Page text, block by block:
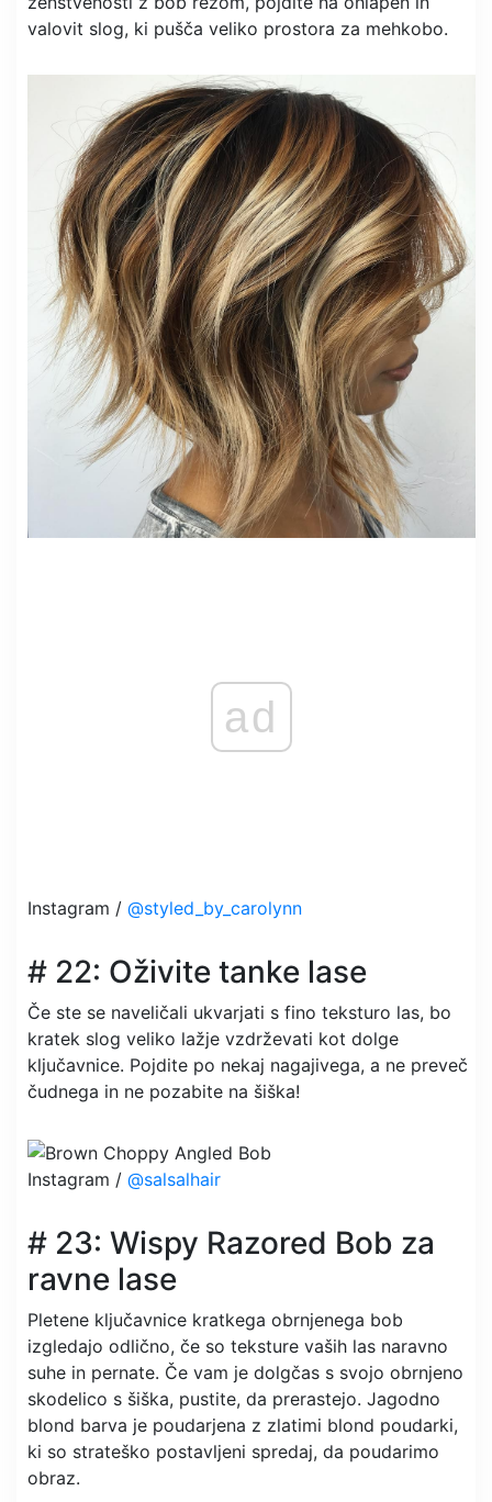
valovit slog, ki pušča veliko prostora za mehkobo.
ad
Instagram / @styled_by_carolynn
# 22: Oživite tanke lase
Če ste se naveličali ukvarjati s fino teksturo las, bo
kratek slog veliko lažje vzdrževati kot dolge
ključavnice. Pojdite po nekaj nagajivega, a ne preveč
čudnega in ne pozabite na šiška!
Instagram / @salsalhair
# 23: Wispy Razored Bob za
ravne lase
Pletene ključavnice kratkega obrnjenega bob
izgledajo odlično, če so teksture vaših las naravno
suhe in pernate. Če vam je dolgčas s svojo obrnjeno
skodelico s šiška, pustite, da prerastejo. Jagodno
blond barva je poudarjena z zlatimi blond poudarki,
ki so strateško postavljeni spredaj, da poudarimo
obraz.